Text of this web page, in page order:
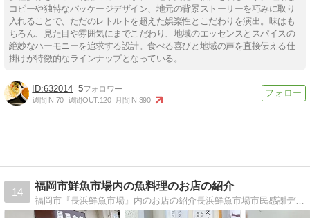
コピーや独特なパッケージデザイン、地元の背景ストーリーを巧みに取り
入れることで、ただのレトルトを超えた娯楽性とこだわりを演出。味はも
ちろん、見た目や雰囲気にまでこだわり、地域のエッセンスとスパイスの
絶妙なハーモニーを追求する設計。食べる喜びと地域の声を直接伝える仕
掛けが特徴的なラインナップとなっている。
632014 5
週間IN:70 週間OUT:120 月間IN:390
14
福岡市鮮魚市場内の魚料理のお店の紹介
福岡市『長浜鮮魚市場』内のお店の紹介長浜鮮魚市場市民感謝デーで市場内が解放されているときに行く事が出来ます。